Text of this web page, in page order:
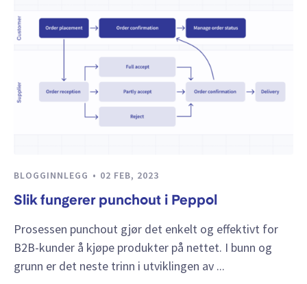
BLOGGINNLEGG 02 FEB, 2023
Slik fungerer punchout i Peppol
Prosessen punchout gjør det enkelt og effektivt for
B2B-kunder å kjøpe produkter på nettet. I bunn og
grunn er det neste trinn i utviklingen av ...